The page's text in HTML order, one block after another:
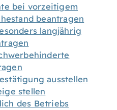
bei vorzeitigem
beantragen
langjährig
ausstellen
stellen
des Betriebs